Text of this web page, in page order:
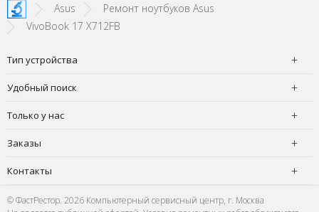
Asus
Ремонт ноутбуков Asus
VivoBook 17 X712FB
Тип устройства
Удобный поиск
Только у нас
Заказы
Контакты
© ФастРестор. 2026 Компьютерный сервисный центр, г. Москва